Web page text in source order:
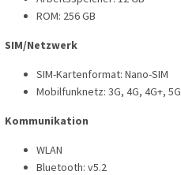
ROM: 256 GB
SIM/Netzwerk
SIM-Kartenformat: Nano-SIM
Mobilfunknetz: 3G, 4G, 4G+, 5G
Kommunikation
WLAN
Bluetooth: v5.2